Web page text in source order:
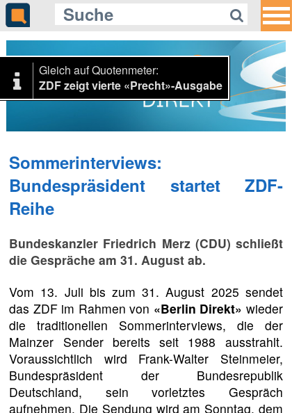
Gleich auf Quotenmeter:
ZDF zeigt vierte «Precht»-Ausgabe
Sommerinterviews:
Bundespräsident startet ZDF-
Reihe
Bundeskanzler Friedrich Merz (CDU) schließt
die Gespräche am 31. August ab.
Vom 13. Juli bis zum 31. August 2025 sendet
das ZDF im Rahmen von «Berlin Direkt» wieder
die traditionellen Sommerinterviews, die der
Mainzer Sender bereits seit 1988 ausstrahlt.
Voraussichtlich wird Frank-Walter Steinmeier,
Bundespräsident der Bundesrepublik
Deutschland, sein vorletztes Gespräch
aufnehmen. Die Sendung wird am Sonntag, dem